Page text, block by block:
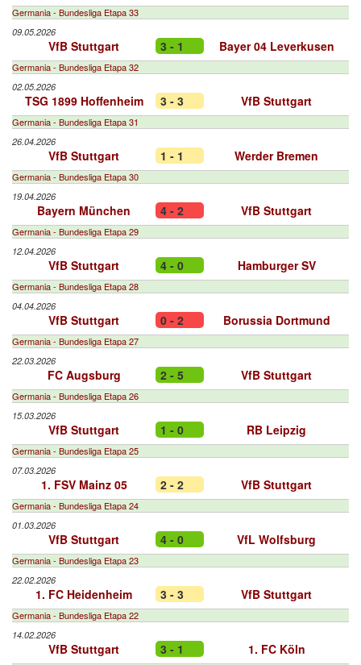
Germania - Bundesliga Etapa 33
09.05.2026
VfB Stuttgart 3 - 1 Bayer 04 Leverkusen
Germania - Bundesliga Etapa 32
02.05.2026
TSG 1899 Hoffenheim 3 - 3 VfB Stuttgart
Germania - Bundesliga Etapa 31
26.04.2026
VfB Stuttgart 1 - 1 Werder Bremen
Germania - Bundesliga Etapa 30
19.04.2026
Bayern München 4 - 2 VfB Stuttgart
Germania - Bundesliga Etapa 29
12.04.2026
VfB Stuttgart 4 - 0 Hamburger SV
Germania - Bundesliga Etapa 28
04.04.2026
VfB Stuttgart 0 - 2 Borussia Dortmund
Germania - Bundesliga Etapa 27
22.03.2026
FC Augsburg 2 - 5 VfB Stuttgart
Germania - Bundesliga Etapa 26
15.03.2026
VfB Stuttgart 1 - 0 RB Leipzig
Germania - Bundesliga Etapa 25
07.03.2026
1. FSV Mainz 05 2 - 2 VfB Stuttgart
Germania - Bundesliga Etapa 24
01.03.2026
VfB Stuttgart 4 - 0 VfL Wolfsburg
Germania - Bundesliga Etapa 23
22.02.2026
1. FC Heidenheim 3 - 3 VfB Stuttgart
Germania - Bundesliga Etapa 22
14.02.2026
VfB Stuttgart 3 - 1 1. FC Köln